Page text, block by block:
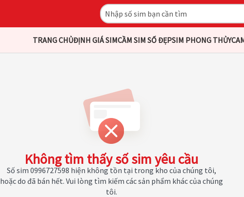
TRANG CHỦĐỊNH GIÁ SIMCẦM SIM SỐ ĐẸPSIM PHONG THỦY
Không tìm thấy số sim yêu cầu
Số sim 0996727598 hiện không tồn tại trong kho của chúng tôi,
hoặc do đã bán hết. Vui lòng tìm kiếm các sản phẩm khác của chúng
tôi.